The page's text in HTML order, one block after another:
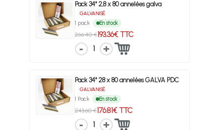
Pack 34° 2,8 x 80 annelées galva
GALVANISÉ
1 pack En stock
266.40 €193.36€ TTC
1
Pack 34° 28 x 80 annelées GALVA PDC
GALVANISÉ
1 Pack En stock
243.60 €176.81€ TTC
1